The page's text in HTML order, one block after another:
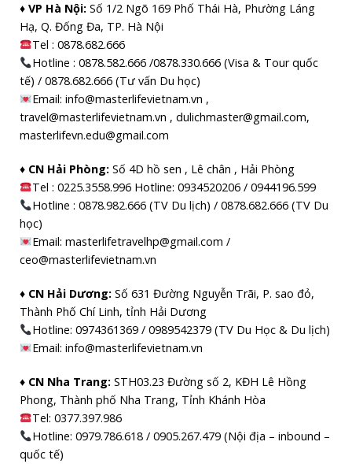
♦ VP Hà Nội: Số 1/2 Ngõ 169 Phố Thái Hà, Phường Láng
Hạ, Q. Đống Đa, TP. Hà Nội
Tel :0878.682.666
Hotline : 0878.582.666 /0878.330.666 (Visa & Tour quốc
tế) / 0878.682.666 (Tư vấn Du học)
Email: info@masterlifevietnam.vn ,
travel@masterlifevietnam.vn , dulichmaster@gmail.com,
masterlifevn.edu@gmail.com
♦ CN Hải Phòng: Số 4D hồ sen , Lê chân , Hải Phòng
Tel : 0225.3558.996 Hotline: 0934520206 / 0944196.599
Hotline : 0878.982.666 (TV Du lịch) / 0878.682.666 (TV Du
học)
Email: masterlifetravelhp@gmail.com /
ceo@masterlifevietnam.vn
♦ CN Hải Dương: Số 631 Đường Nguyễn Trãi, P. sao đỏ,
Thành Phố Chí Linh, tỉnh Hải Dương
Hotline: 0974361369 / 0989542379 (TV Du Học & Du lịch)
Email: info@masterlifevietnam.vn
♦ CN Nha Trang: STH03.23 Đường số 2, KĐH Lê Hồng
Phong, Thành phố Nha Trang, Tỉnh Khánh Hòa
Tel: 0377.397.986
Hotline: 0979.786.618 / 0905.267.479 (Nội địa – inbound –
quốc tế)